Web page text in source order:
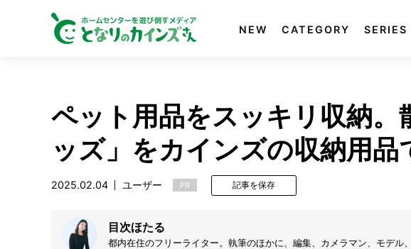
NEW CATEGORY SERIES
ペット用品をスッキリ収納。
ッズ」をカインズの収納用品
2025.02.04 ユーザー PR 記事を保存
目次ほたる
都内在住のフリーライター。執筆のほかに、編集、カメラマン、モデル